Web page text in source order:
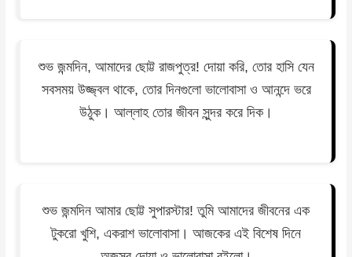
শুভ জন্মদিন, আমাদের ছোট্ট রাজপুত্র! দোয়া করি, তোর হাসি যেন
সবসময় উজ্জ্বল থাকে, তোর দিনগুলো ভালোবাসা ও আনন্দে ভরে
উঠুক। আল্লাহ তোর জীবন সুন্দর করে দিক।
শুভ জন্মদিন আমার ছোট্ট সুপারস্টার! তুমি আমাদের জীবনের এক
টুকরো খুশি, একরাশ ভালোবাসা। আজকের এই বিশেষ দিনে